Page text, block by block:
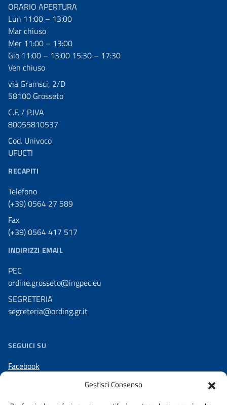
Gestisci Consenso
ORARIO APERTURA
Lun 11:00 – 13:00
Mar chiuso
Mer 11:00 – 13:00
Gio 11:00 – 13:00 15:30 – 17:30
Ven chiuso
via Gramsci, 2/D
58100 Grosseto
C.F. / P.IVA
80055810537
Cod. Univoco
UFUCTI
RECAPITI
Telefono
(+39) 0564 27 589
Fax
(+39) 0564 417 517
INDIRIZZI EMAIL
PEC
ordine.grosseto@ingpec.eu
SEGRETERIA
segreteria@ording.gr.it
SEGUICI SU
Facebook